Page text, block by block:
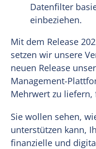
Datenfilter
einbeziehen.
Mit dem Release
setzen wir unsere
neuen Release
Management-
Mehrwert zu liefern,
Sie wollen sehen,
unterstützen kann,
finanzielle und